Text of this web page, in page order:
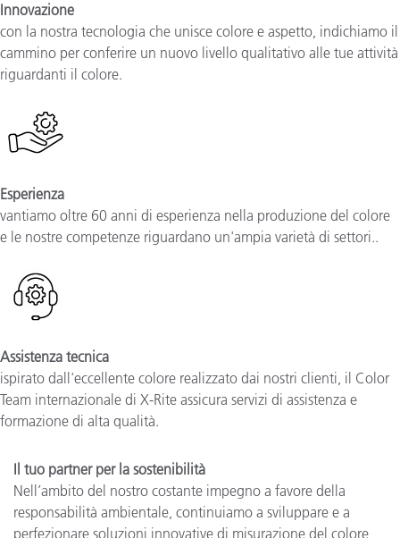
Innovazione
con la nostra tecnologia che unisce colore e aspetto, indichiamo il
cammino per conferire un nuovo livello qualitativo alle tue attività
riguardanti il colore.
Esperienza
vantiamo oltre 60 anni di esperienza nella produzione del colore
e le nostre competenze riguardano un'ampia varietà di settori..
Assistenza tecnica
ispirato dall'eccellente colore realizzato dai nostri clienti, il Color
Team internazionale di X-Rite assicura servizi di assistenza e
formazione di alta qualità.
Il tuo partner per la sostenibilità
Nell’ambito del nostro costante impegno a favore della
responsabilità ambientale, continuiamo a sviluppare e a
perfezionare soluzioni innovative di misurazione del colore